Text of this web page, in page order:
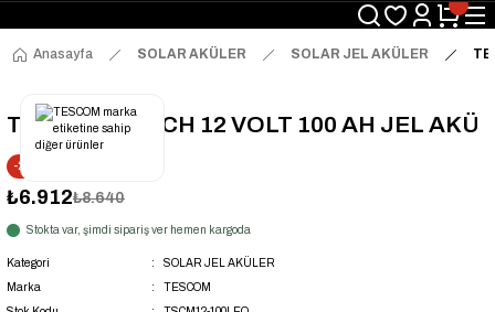
Anasayfa SOLAR AKÜLER SOLAR JEL AKÜLER
TESCOM LEOCH 12 VOLT 100 AH JEL AKÜ
-20% İNDİRİM
₺6.912₺8.640
Stokta var, şimdi sipariş ver hemen kargoda
Kategori
SOLAR JEL AKÜLER
Marka
TESCOM